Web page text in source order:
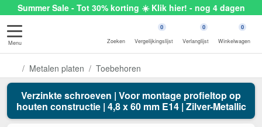
Summer Sale - Tot 30% korting ☀️ Klik hier! - nog 4 dagen
Menu Zoeken
0
Vergelijkingslijst
0
Verlanglijst
0
Winkelwagen
Metalen platen Toebehoren
Verzinkte schroeven | Voor montage profieltop op
houten constructie | 4,8 x 60 mm E14 | Zilver-Metallic